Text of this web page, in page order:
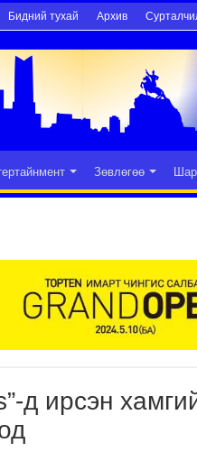
Бидний тухай Архив
Зөвлөгөө
д ирсэн